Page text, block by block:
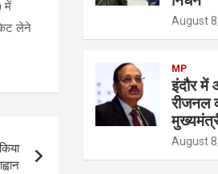
में
लेने
August
MP
इंदौर में
रीजनल
August